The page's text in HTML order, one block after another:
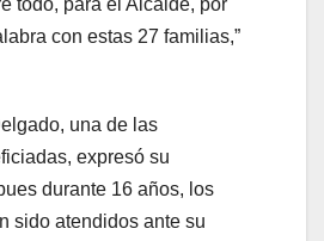
con estas 27 familias,”
una de las
expresó su
durante 16 años, los
sido atendidos ante su